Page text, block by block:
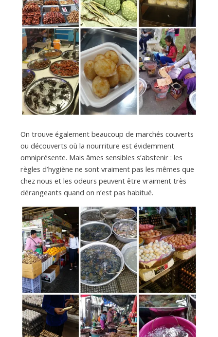
On trouve également beaucoup de marchés couverts
ou découverts où la nourriture est évidemment
omniprésente. Mais âmes sensibles s’abstenir : les
règles d’hygiène ne sont vraiment pas les mêmes que
chez nous et les odeurs peuvent être vraiment très
dérangeants quand on n’est pas habitué.